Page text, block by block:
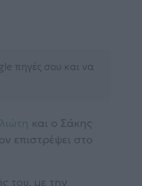
πηγές σου και να
και ο Σάκης
επιστρέψει στο
του, με την